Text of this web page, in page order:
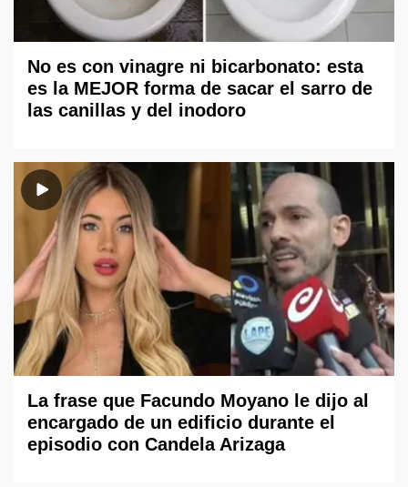
No es con vinagre ni bicarbonato: esta
es la MEJOR forma de sacar el sarro de
las canillas y del inodoro
La frase que Facundo Moyano le dijo al
encargado de un edificio durante el
episodio con Candela Arizaga